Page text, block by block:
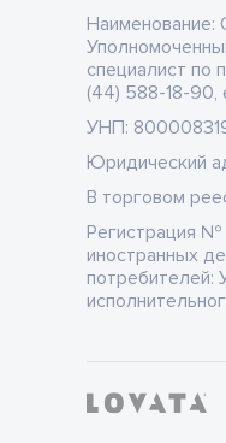
Наименование:
специалист по
(44) 588-18-90,
УНП:
Юридический
В торговом
Регистрация №
иностранных
потребителей: